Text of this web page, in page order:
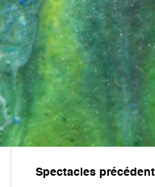
Spectacles